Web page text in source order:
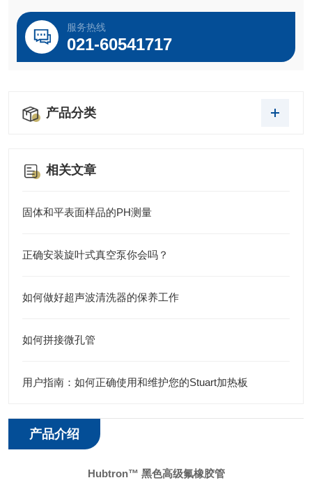
服务热线
021-60541717
产品分类
相关文章
固体和平表面样品的PH测量
正确安装旋叶式真空泵你会吗？
如何做好超声波清洗器的保养工作
如何拼接微孔管
用户指南：如何正确使用和维护您的Stuart加热板
产品介绍
Hubtron™ 黑色高级氟橡胶管